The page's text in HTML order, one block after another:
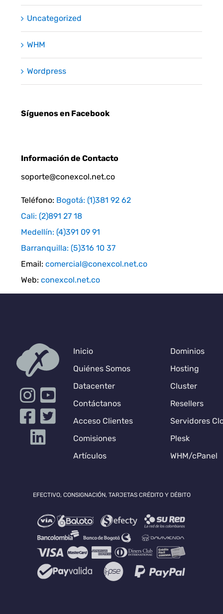
Uncategorized
WHM
Wordpress
Síguenos en Facebook
Información de Contacto
soporte@conexcol.net.co
Teléfono: Bogotá: (1)381 92 62
Cali: (2)891 27 18
Medellín: (4)391 09 91
Barranquilla: (5)316 10 37
Email: comercial@conexcol.net.co
Web: conexcol.net.co
Inicio
Quiénes Somos
Datacenter
Contáctanos
Acceso Clientes
Comisiones
Artículos
Dominios
Hosting
Cluster
Resellers
Servidores
Plesk
WHM/cPanel
EFECTIVO, CONSIGNACIÓN, TARJETAS CRÉDITO Y DÉBITO